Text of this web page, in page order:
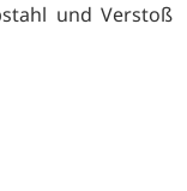
und Verstoß